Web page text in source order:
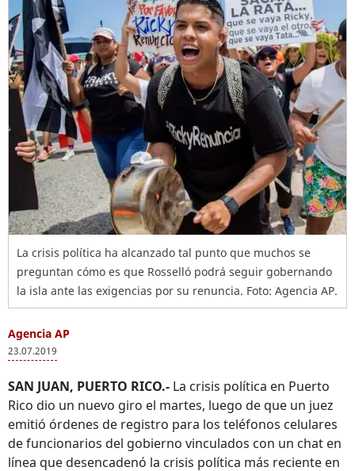
La crisis política ha alcanzado tal punto que muchos se
preguntan cómo es que Rosselló podrá seguir gobernando
la isla ante las exigencias por su renuncia. Foto: Agencia AP.
Agencia AP
23.07.2019
SAN JUAN, PUERTO RICO.- La crisis política en Puerto
Rico dio un nuevo giro el martes, luego de que un juez
emitió órdenes de registro para los teléfonos celulares
de funcionarios del gobierno vinculados con un chat en
línea que desencadenó la crisis política más reciente en